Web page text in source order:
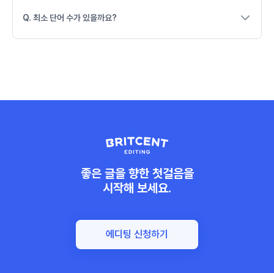
Q. 최소 단어 수가 있을까요?
좋은 글을 향한 첫걸음을
시작해 보세요.
에디팅 신청하기